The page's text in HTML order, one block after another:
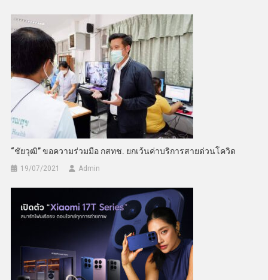
“ชัยวุฒิ” ขอความร่วมมือ กสทช. ยกเว้นค่าบริการสายด่วนโควิด
19/07/2021 Admin